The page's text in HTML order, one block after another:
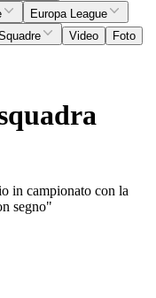
Europa League
Video
Foto
in campionato con la
segno"